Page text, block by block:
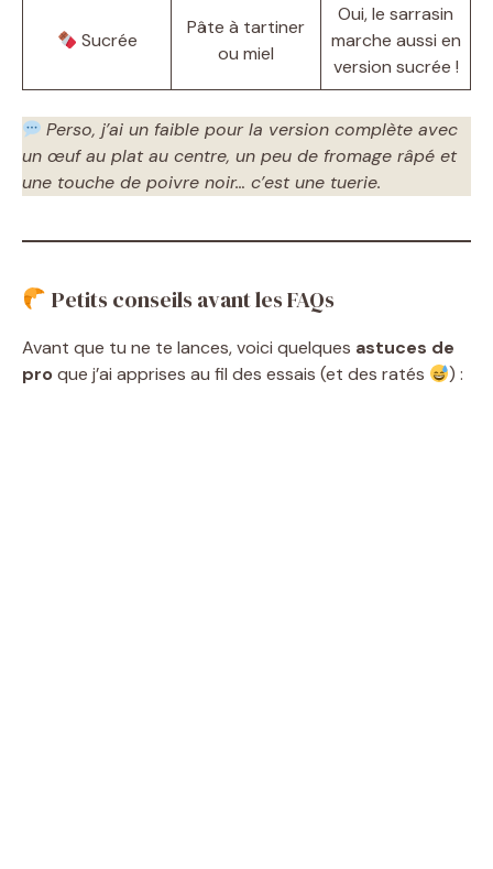
Sucrée
Pâte à tartiner
ou miel
Oui, le sarrasin
marche aussi en
version sucrée !
Perso, j’ai un faible pour la version complète avec
un œuf au plat au centre, un peu de fromage râpé et
une touche de poivre noir… c’est une tuerie.
Petits conseils avant les FAQs
Avant que tu ne te lances, voici quelques astuces de
proque j’ai apprises au fil des essais (et des ratés ) :